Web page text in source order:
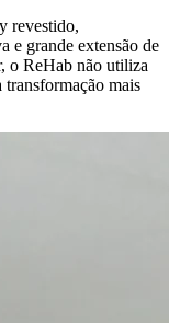
revestido,
e grande extensão de
o ReHab não utiliza
mais